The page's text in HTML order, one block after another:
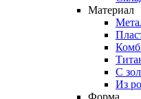
Материал
С
Из
Форма